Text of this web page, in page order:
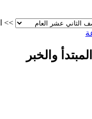
>>
والخبر